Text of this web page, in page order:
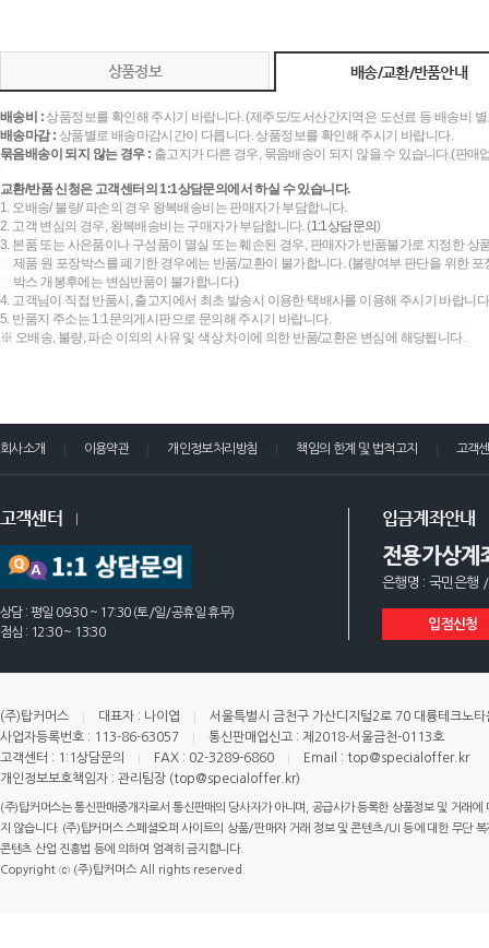
상품정보 배송/교환/반품안내
배송비 :상품정보를 확인해 주시기 바랍니다. (제주도/도서산간지역은 도선료 등 배송비
배송마감 : 상품별로 배송마감시간이 다릅니다. 상품정보를 확인해 주시기 바랍니다.
묶음배송이 되지 않는 경우 : 출고지가 다른 경우, 묶음배송이 되지 않을 수 있습니다.(판
교환/반품 신청은 고객센터의 1:1상담문의에서 하실 수 있습니다.
1. 오배송/ 불량/ 파손의 경우 왕복배송비는 판매자가 부담합니다.
2. 고객 변심의 경우, 왕복배송비는 구매자가 부담합니다. (1:1상담문의)
3. 본품 또는 사은품이나 구성품이 멸실 또는 훼손된 경우, 판매자가 반품불가로 지정한 상
제품 원 포장박스를 폐기한 경우에는 반품/교환이 불가합니다. (불량여부 판단을 위한
박스 개봉후에는 변심반품이 불가합니다.)
4. 고객님이 직접 반품시, 출고지에서 최초 발송시 이용한 택배사를 이용해 주시기 바랍니
5. 반품지 주소는 1:1문의게시판으로 문의해 주시기 바랍니다.
※ 오배송, 불량, 파손 이외의 사유 및 색상 차이에 의한 반품/교환은 변심에 해당됩니다.
회사소개 이용약관 개인정보처리방침 책임의 한계 및 법적고지 고객
고객센터
상담 : 평일 09:30 ~ 17:30 (토/일/공휴일 휴무)
점심 : 12:30 ~ 13:30
입금계좌안내
전용가상계
은행명 : 국민은행
입점신청
(주)탑커머스 대표자 : 나이엽
서울특별시 금천구 가산디지털2로 70 대륭테크노
사업자등록번호 : 113-86-63057
통신판매업신고 : 제2018-서울금천-0113호
고객센터 : 1:1상담문의
FAX : 02-3289-6860
Email : top@specialoffer.kr
개인정보보호책임자 : 관리팀장 (top@specialoffer.kr)
(주)탑커머스는 통신판매중개자로서 통신판매의 당사자가 아니며, 공급사가 등록한 상품정보 및 거래
지 않습니다. (주)탑커머스 스페셜오퍼 사이트의 상품/판매자 거래 정보 및 콘텐츠/UI 등에 대한 무단
콘텐츠 산업 진흥법 등에 의하여 엄격히 금지합니다.
Copyright ⓒ (주)탑커머스 All rights reserved.